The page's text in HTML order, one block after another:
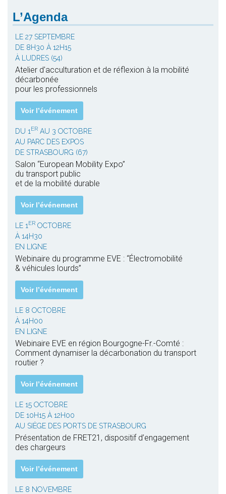
L’Agenda
LE 27 SEPTEMBRE
DE 8H30 À 12H15
À LUDRES (54)
Atelier d'acculturation et de réflexion à la mobilité
décarbonée
pour les professionnels
Voir l’événement
DU 1 ER AU 3 OCTOBRE
AU PARC DES EXPOS
DE STRASBOURG (67)
Salon “European Mobility Expo”
du transport public
et de la mobilité durable
Voir l’événement
LE 1 ER OCTOBRE
À 14H30
EN LIGNE
Webinaire du programme EVE : “Électromobilité
& véhicules lourds”
Voir l’événement
LE 8 OCTOBRE
À 14H00
EN LIGNE
Webinaire EVE en région Bourgogne-Fr.-Comté :
Comment dynamiser la décarbonation du transport
routier ?
Voir l’événement
LE 15 OCTOBRE
DE 10H15 À 12H00
AU SIÈGE DES PORTS DE STRASBOURG
Présentation de FRET21, dispositif d’engagement
des chargeurs
Voir l’événement
LE 8 NOVEMBRE